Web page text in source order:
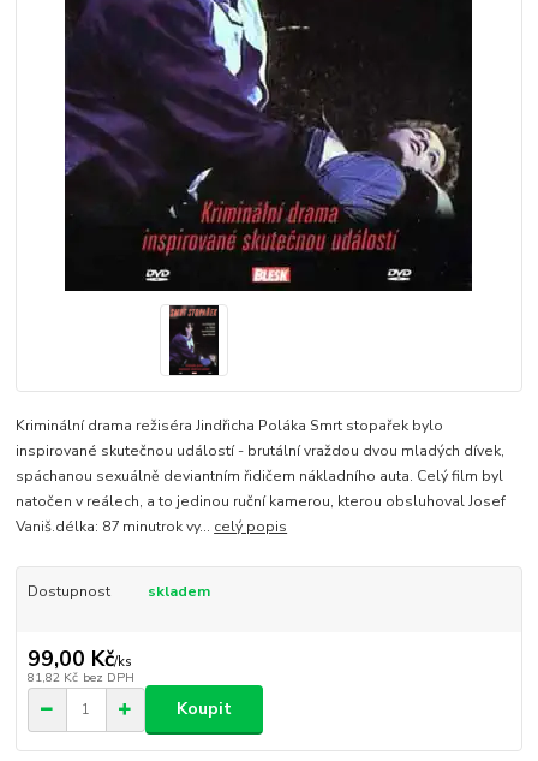
Kriminální drama režiséra Jindřicha Poláka Smrt stopařek bylo
inspirované skutečnou událostí - brutální vraždou dvou mladých dívek,
spáchanou sexuálně deviantním řidičem nákladního auta. Celý film byl
natočen v reálech, a to jedinou ruční kamerou, kterou obsluhoval Josef
Vaniš.délka: 87 minutrok vy... celý popis
Dostupnost skladem
99,00 Kč/ks
81,82 Kč bez DPH
Koupit